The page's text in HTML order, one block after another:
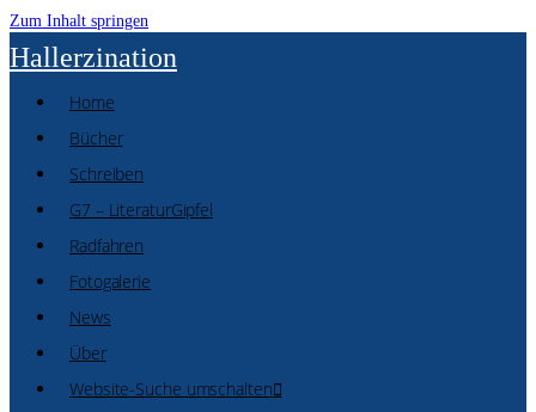
Zum Inhalt springen
Hallerzination
Home
Bücher
Schreiben
G7 – LiteraturGipfel
Radfahren
Fotogalerie
News
Über
Website-Suche umschalten